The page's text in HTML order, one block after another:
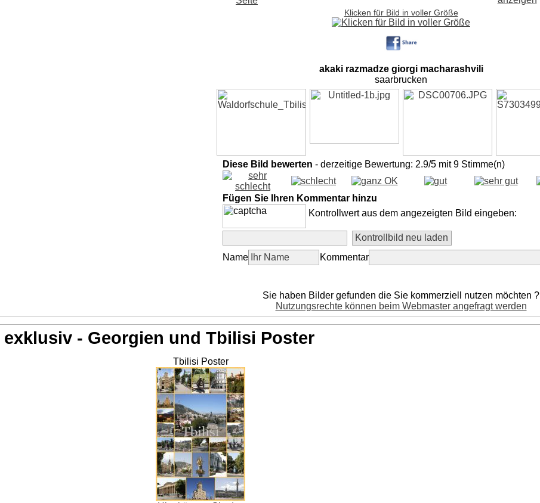
Klicken für Bild in voller Größe
akaki razmadze giorgi macharashvili
saarbrucken
Diese Bild bewerten - derzeitige Bewertung: 2.9/5 mit 9 Stimme(n)
Fügen Sie Ihren Kommentar hinzu
Kontrollwert aus dem angezeigten Bild eingeben:
Name Kommentar
Sie haben Bilder gefunden die Sie kommerziell nutzen möchten ?
Nutzungsrechte können beim Webmaster angefragt werden
exklusiv - Georgien und Tbilisi Poster
Tbilisi Poster